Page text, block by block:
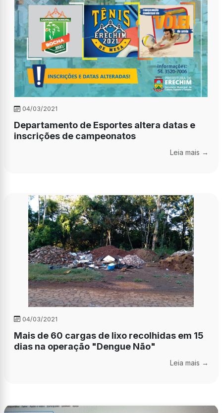
04/03/2021
Departamento de Esportes altera datas e
inscrições de campeonatos
Leia mais →
04/03/2021
Mais de 60 cargas de lixo recolhidas em 15
dias na operação "Dengue Não"
Leia mais →